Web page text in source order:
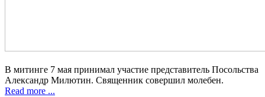
В митинге 7 мая принимал участие представитель Посольства
Александр Милютин. Священник совершил молебен.
Read more ...